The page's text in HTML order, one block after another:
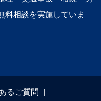
料相談を実施していま
るご質問